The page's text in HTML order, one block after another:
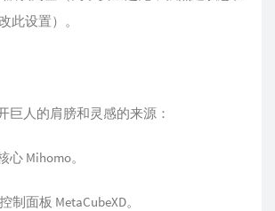
此设置）。
巨人的肩膀和灵感的来源：
Mihomo。
制面板 MetaCubeXD。